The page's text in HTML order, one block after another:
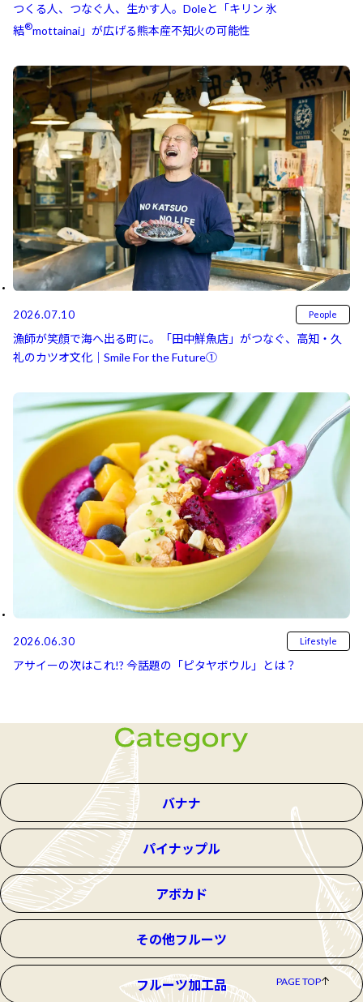
つくる人、つなぐ人、生かす人。Doleと「キリン 氷
結⁠⁠®mottainai」が広げる熊本産不知火の可能性
2026.07.10 People
漁師が笑顔で海へ出る町に。「田中鮮魚店」がつなぐ、高知・久
礼のカツオ文化｜Smile For the Future①
2026.06.30 Lifestyle
アサイーの次はこれ!? 今話題の「ピタヤボウル」とは？
バナナ
パイナップル
アボカド
その他フルーツ
フルーツ加工品 PAGE TOP